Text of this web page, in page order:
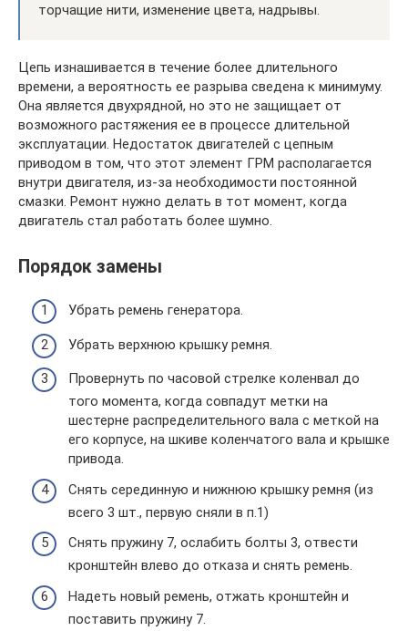
торчащие нити, изменение цвета, надрывы.
Цепь изнашивается в течение более длительного
времени, а вероятность ее разрыва сведена к минимуму.
Она является двухрядной, но это не защищает от
возможного растяжения ее в процессе длительной
эксплуатации. Недостаток двигателей с цепным
приводом в том, что этот элемент ГРМ располагается
внутри двигателя, из-за необходимости постоянной
смазки. Ремонт нужно делать в тот момент, когда
двигатель стал работать более шумно.
Порядок замены
Убрать ремень генератора.
Убрать верхнюю крышку ремня.
Провернуть по часовой стрелке коленвал до
того момента, когда совпадут метки на
шестерне распределительного вала с меткой на
его корпусе, на шкиве коленчатого вала и крышке
привода.
Снять серединную и нижнюю крышку ремня (из
всего 3 шт., первую сняли в п.1)
Снять пружину 7, ослабить болты 3, отвести
кронштейн влево до отказа и снять ремень.
Надеть новый ремень, отжать кронштейн и
поставить пружину 7.